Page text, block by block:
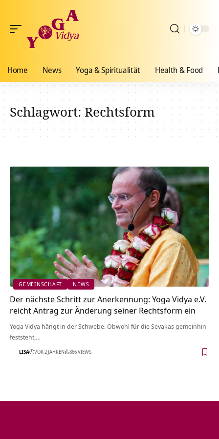
Home News Yoga & Spiritualität Health & Food
Schlagwort:Rechtsform
GEMEINSCHAFT NEWS
Der nächste Schritt zur Anerkennung: Yoga Vidya e.V.
reicht Antrag zur Änderung seiner Rechtsform ein
Yoga Vidya hängt in der Schwebe. Obwohl für die Sevakas gemeinhin
feststeht,…
LISA VOR 2 JAHREN 866 VIEWS